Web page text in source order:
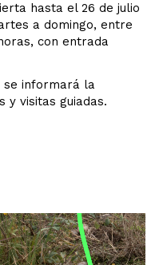
hasta el 26 de julio
a domingo, entre
con entrada
se informará la
y visitas guiadas.